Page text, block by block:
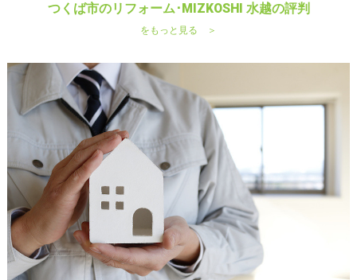
つくば市のリフォーム･MIZKOSHI 水越の評判
をもっと見る ＞